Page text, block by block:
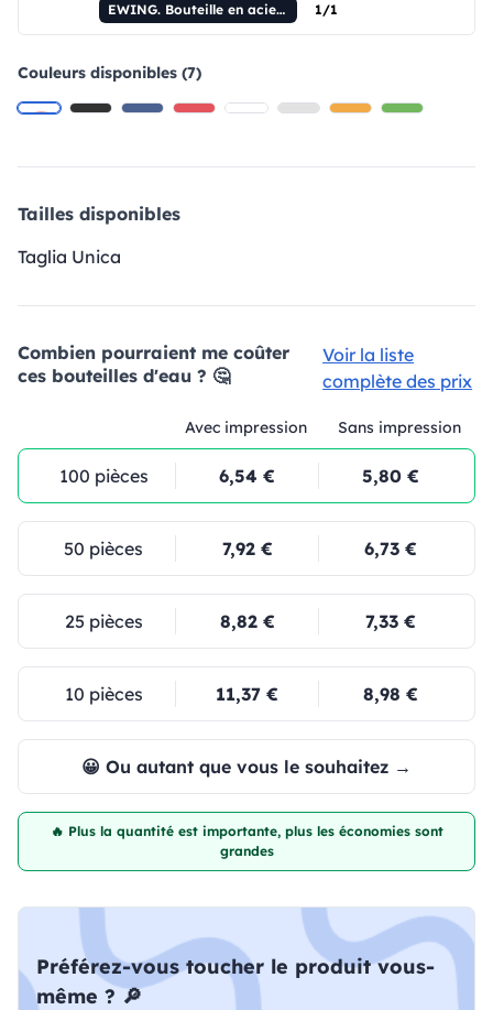
EWING. Bouteille en acier inoxydable à simple paroi (90 % recyclée) 1/1
Couleurs disponibles (7)
Tailles disponibles
Taglia Unica
Combien pourraient me coûter
ces bouteilles d'eau ? 🤔
Voir la liste
complète des prix
Avec impression Sans impression
100 pièces 6,54 € 5,80 €
50 pièces 7,92 € 6,73 €
25 pièces 8,82 € 7,33 €
10 pièces 11,37 € 8,98 €
😀 Ou autant que vous le souhaitez →
🔥 Plus la quantité est importante, plus les économies sont
grandes
Préférez-vous toucher le produit vous-
même ? 🔎